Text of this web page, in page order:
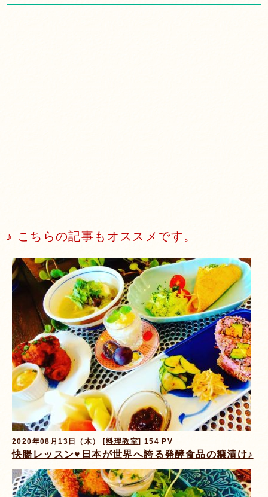
♪ こちらの記事もオススメです。
2020年08月13日（木） [料理教室] 154 PV
快腸レッスン♥️日本が世界へ誇る発酵食品の糠漬け♪